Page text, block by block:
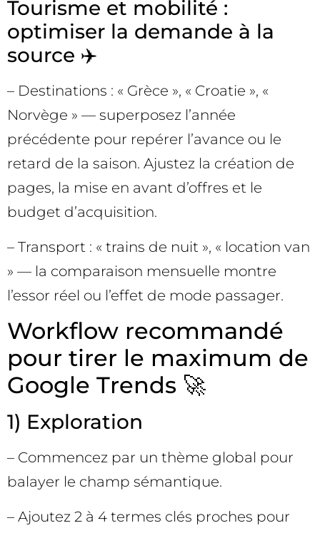
Tourisme et mobilité :
optimiser la demande à la
source ✈️
– Destinations : « Grèce », « Croatie », «
Norvège » — superposez l’année
précédente pour repérer l’avance ou le
retard de la saison. Ajustez la création de
pages, la mise en avant d’offres et le
budget d’acquisition.
– Transport : « trains de nuit », « location van
» — la comparaison mensuelle montre
l’essor réel ou l’effet de mode passager.
Workflow recommandé
pour tirer le maximum de
Google Trends 🚀
1) Exploration
– Commencez par un thème global pour
balayer le champ sémantique.
– Ajoutez 2 à 4 termes clés proches pour